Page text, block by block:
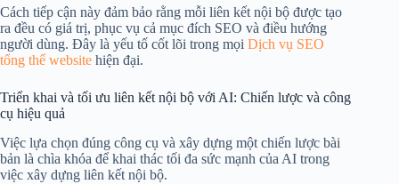
Cách tiếp cận này đảm bảo rằng mỗi liên kết nội bộ được tạo
ra đều có giá trị, phục vụ cả mục đích SEO và điều hướng
người dùng. Đây là yếu tố cốt lõi trong mọi Dịch vụ SEO
tổng thể website hiện đại.
Triển khai và tối ưu liên kết nội bộ với AI: Chiến lược và công
cụ hiệu quả
Việc lựa chọn đúng công cụ và xây dựng một chiến lược bài
bản là chìa khóa để khai thác tối đa sức mạnh của AI trong
việc xây dựng liên kết nội bộ.